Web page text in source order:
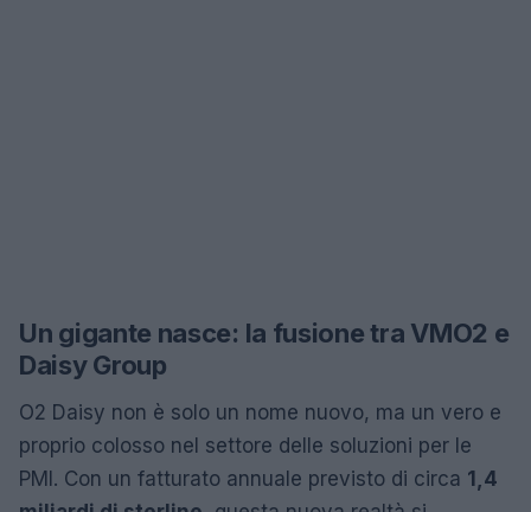
Un gigante nasce: la fusione tra VMO2 e
Daisy Group
O2 Daisy non è solo un nome nuovo, ma un vero e
proprio colosso nel settore delle soluzioni per le
PMI. Con un fatturato annuale previsto di circa 1,4